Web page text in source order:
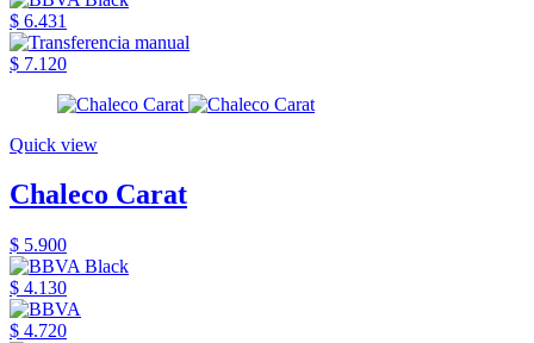
$ 6.431
$ 7.120
Quick view
Chaleco Carat
$ 5.900
$ 4.130
$ 4.720